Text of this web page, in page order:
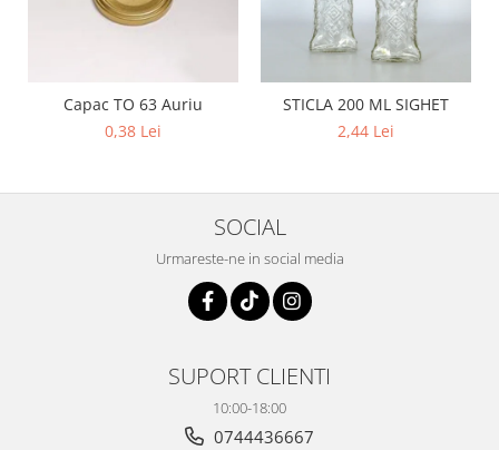
Capac TO 63 Auriu
0,38 Lei
STICLA 200 ML SIGHET
2,44 Lei
SOCIAL
Urmareste-ne in social media
SUPORT CLIENTI
10:00-18:00
0744436667